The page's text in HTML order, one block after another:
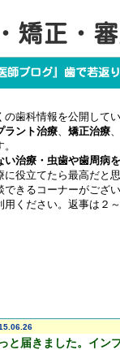
歯科情報を公開して
ラント治療、 矯正治療、
治療・虫歯や歯周病
役立てたら最高だと
きるコーナーがござ
ください。返事は２
と届きました。イン